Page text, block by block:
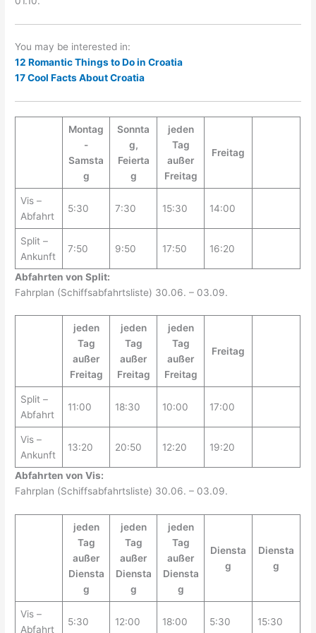
You may be interested in:
12 Romantic Things to Do in Croatia
17 Cool Facts About Croatia
Montag
-
Samsta
g
Sonnta
g,
Feierta
g
jeden
Tag
außer
Freitag
Freitag
Vis –
Abfahrt
5:30 7:30 15:30 14:00
Split –
Ankunft
7:50 9:50 17:50 16:20
Abfahrten von Split:
Fahrplan (Schiffsabfahrtsliste) 30.06. – 03.09.
jeden
Tag
außer
Freitag
jeden
Tag
außer
Freitag
jeden
Tag
außer
Freitag
Freitag
Split –
Abfahrt
11:00 18:30 10:00 17:00
Vis –
Ankunft
13:20 20:50 12:20 19:20
Abfahrten von Vis:
Fahrplan (Schiffsabfahrtsliste) 30.06. – 03.09.
jeden
Tag
außer
Diensta
g
jeden
Tag
außer
Diensta
g
jeden
Tag
außer
Diensta
g
Diensta
g
Diensta
g
Vis –
Abfahrt
5:30 12:00 18:00 5:30 15:30